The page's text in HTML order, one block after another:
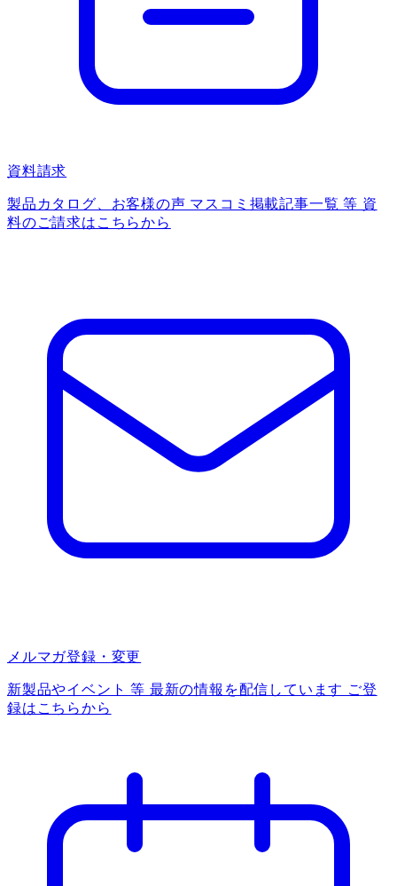
資料請求
製品カタログ、お客様の声 マスコミ掲載記事一覧 等 資
料のご請求はこちらから
メルマガ登録・変更
新製品やイベント 等 最新の情報を配信しています ご登
録はこちらから